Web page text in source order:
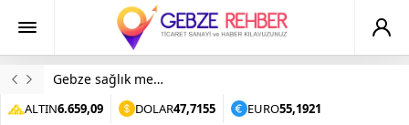
Gebze sağlık merkezinde kavga
ALTIN6.659,09 DOLAR47,7155 EURO55,1921